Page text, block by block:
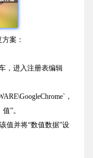
案：
，进入注册表编辑
，
”。
值并将“数值数据”设